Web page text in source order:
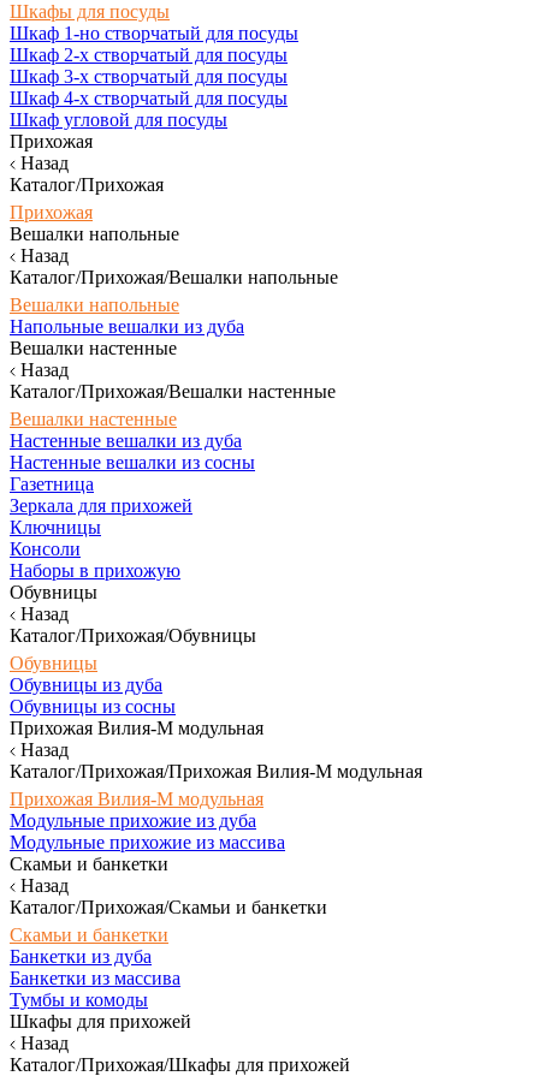
Шкафы для посуды
Шкаф 1-но створчатый для посуды
Шкаф 2-х створчатый для посуды
Шкаф 3-х створчатый для посуды
Шкаф 4-х створчатый для посуды
Шкаф угловой для посуды
Прихожая
Назад
Каталог/Прихожая
Прихожая
Вешалки напольные
Назад
Каталог/Прихожая/Вешалки напольные
Вешалки напольные
Напольные вешалки из дуба
Вешалки настенные
Назад
Каталог/Прихожая/Вешалки настенные
Вешалки настенные
Настенные вешалки из дуба
Настенные вешалки из сосны
Газетница
Зеркала для прихожей
Ключницы
Консоли
Наборы в прихожую
Обувницы
Назад
Каталог/Прихожая/Обувницы
Обувницы
Обувницы из дуба
Обувницы из сосны
Прихожая Вилия-М модульная
Назад
Каталог/Прихожая/Прихожая Вилия-М модульная
Прихожая Вилия-М модульная
Модульные прихожие из дуба
Модульные прихожие из массива
Скамьи и банкетки
Назад
Каталог/Прихожая/Скамьи и банкетки
Скамьи и банкетки
Банкетки из дуба
Банкетки из массива
Тумбы и комоды
Шкафы для прихожей
Назад
Каталог/Прихожая/Шкафы для прихожей